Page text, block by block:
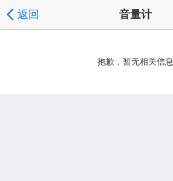
返回 音量计
抱歉，暂无相关信息